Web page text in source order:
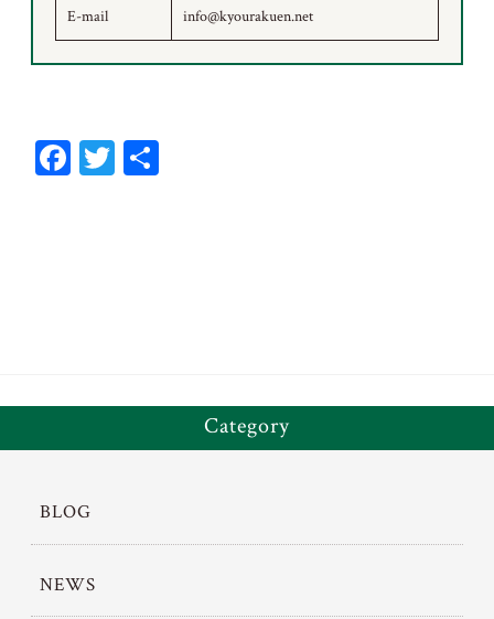
E-mail info@kyourakuen.net
Fa T
Category
BLOG
NEWS